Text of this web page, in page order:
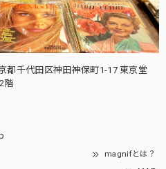
都千代田区神田神保町1-17 東京堂
階
magnifとは？